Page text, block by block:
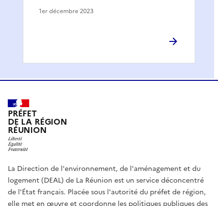
1er décembre 2023
PRÉFET
DE LA RÉGION
RÉUNION
La Direction de l'environnement, de l'aménagement et du
logement (DEAL) de La Réunion est un service déconcentré
de l'État français. Placée sous l'autorité du préfet de région,